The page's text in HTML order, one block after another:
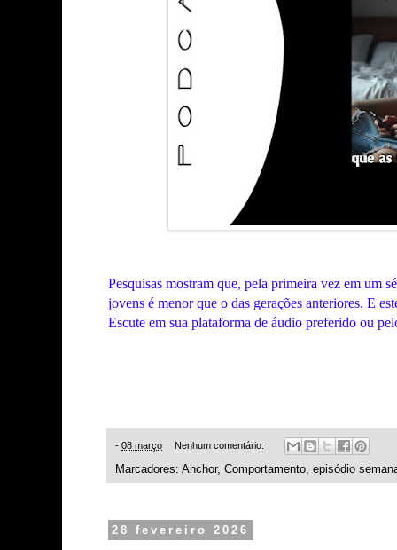
Pesquisas mostram que, pela primeira vez em um
jovens é menor que o das gerações anteriores. E
Escute em sua plataforma de áudio preferido ou
- 08 março Nenhum comentário:
Marcadores: Anchor, Comportamento episódio
28 fevereiro 2026